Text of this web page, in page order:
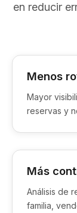
en reducir
Menos
Mayor
reservas y
Más
Análisis de
familia,